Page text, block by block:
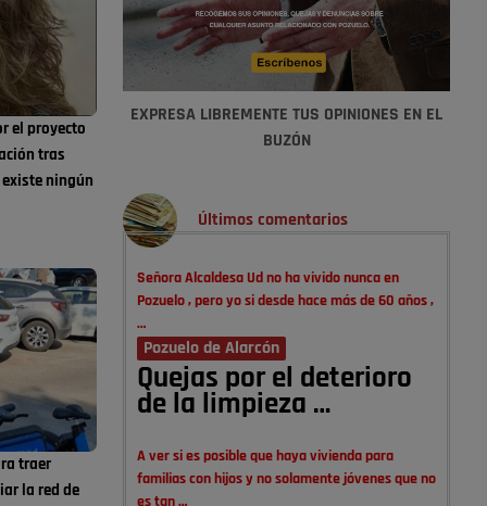
el proyecto
tras
ningún
traer
la red de
EXPRESA LIBREMENTE TUS OPINIONES EN EL
BUZÓN
Últimos comentarios
Señora Alcaldesa Ud no ha vivido nunca en
Pozuelo , pero yo si desde hace más de 60 años ,
…
Pozuelo de Alarcón
Quejas por el deterioro
de la limpieza …
A ver si es posible que haya vivienda para
familias con hijos y no solamente jóvenes que no
es tan …